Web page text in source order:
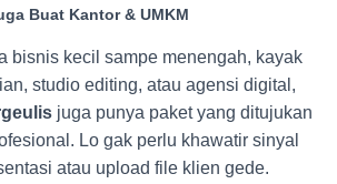
Buat Kantor & UMKM
bisnis kecil sampe menengah, kayak
studio editing, atau agensi digital,
juga punya paket yang ditujukan
Lo gak perlu khawatir sinyal
atau upload file klien gede.